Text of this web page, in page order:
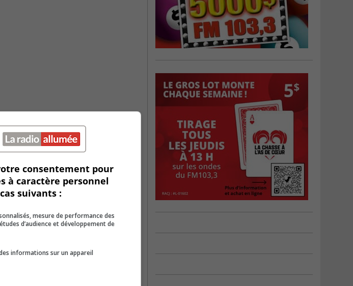
consentement pour
à caractère personnel
suivants :
mesure de performance des
d’audience et développement de
informations sur un appareil